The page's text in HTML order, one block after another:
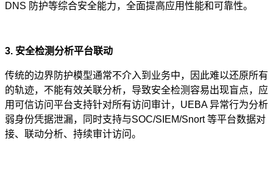
DNS 防护等综合安全能力，全面提高应用性能和可靠性。
3. 安全检测分析平台联动
传统的边界防护模型通常不介入到业务中，因此难以还原所有
的轨迹，不能有效关联分析，导致安全检测容易出现盲点，应
用可信访问平台支持针对所有访问审计，UEBA 异常行为分析
弱身份凭据泄漏，同时支持与SOC/SIEM/Snort 等平台数据对
接、联动分析、持续审计访问。